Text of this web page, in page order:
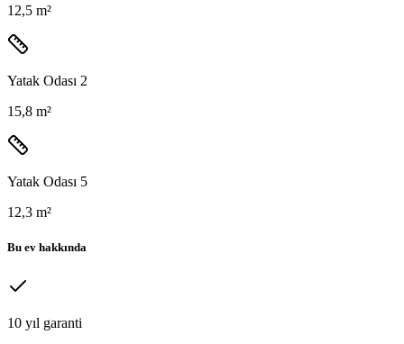
12,5 m²
Yatak Odası 2
15,8 m²
Yatak Odası 5
12,3 m²
Bu ev hakkında
10 yıl garanti